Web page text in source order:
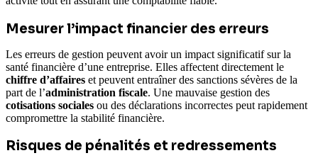
Mesurer l’impact financier des erreurs
Les erreurs de gestion peuvent avoir un impact significatif sur la
santé financière d’une entreprise. Elles affectent directement le
chiffre d’affaires et peuvent entraîner des sanctions sévères de la
part de l’administration fiscale. Une mauvaise gestion des
cotisations sociales ou des déclarations incorrectes peut rapidement
compromettre la stabilité financière.
Risques de pénalités et redressements